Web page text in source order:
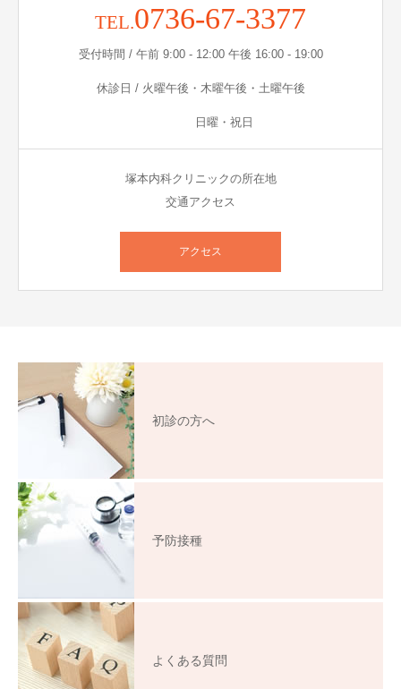
TEL.0736-67-3377
受付時間 / 午前 9:00 - 12:00 午後 16:00 - 19:00
休診日 / 火曜午後・木曜午後・土曜午後
日曜・祝日
塚本内科クリニックの所在地
交通アクセス
アクセス
初診の方へ
予防接種
よくある質問